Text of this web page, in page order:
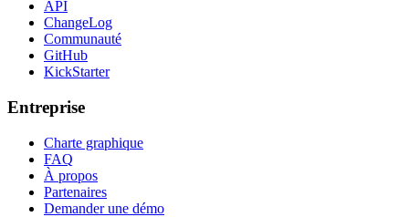
API
ChangeLog
Communauté
GitHub
KickStarter
Entreprise
Charte graphique
FAQ
À propos
Partenaires
Demander une démo